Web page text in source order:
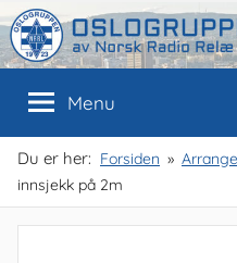
Skip
to
content
Oslogruppen
av
NRRL
Oslo
Menu
Du er her: Forsiden
innsjekk på 2m